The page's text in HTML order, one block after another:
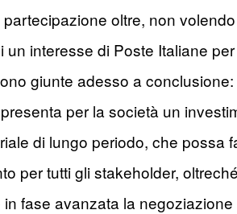
oltre, non
un interesse di Poste Italiane
giunte adesso a
per la società un
di lungo periodo, che
per tutti gli stakeholder,
fase avanzata la